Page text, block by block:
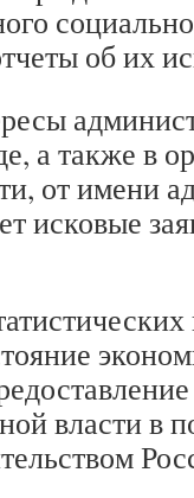
об их
а также в
от имени
исковые
власти в